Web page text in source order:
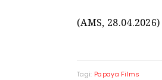
(AMS, 28.04.2026)
Tagi: Papaya Films